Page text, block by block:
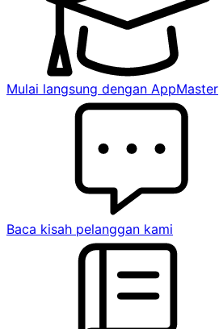
Mulai langsung dengan AppMaster
Baca kisah pelanggan kami